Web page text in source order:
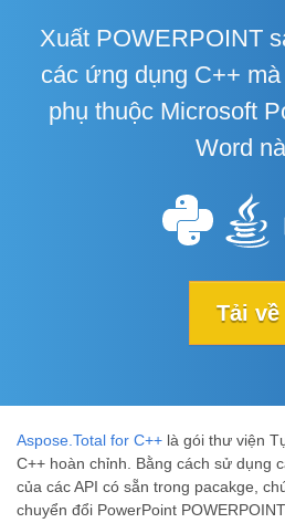
Xuất POWERPOINT
các ứng dụng C++
phụ thuộc Microsoft
Word
Tải về
Aspose.Total for C++ là gói thư viện
C++ hoàn chỉnh. Bằng cách sử dụng
của các API có sẵn trong pacakge,
chuyển đổi PowerPoint